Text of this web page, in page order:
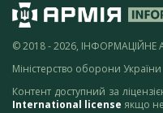
© 2018 - 2026, ІНФОРМАЦІЙНЕ
Міністерство оборони України
Контент доступний за
International license якщо